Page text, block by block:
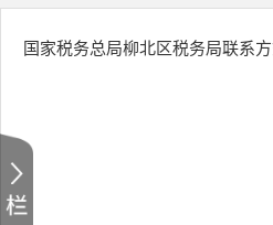
国家税务总局柳北区税务局联系